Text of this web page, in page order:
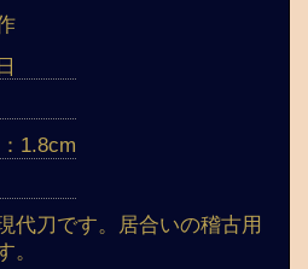
1.8cm
代刀です。居合いの稽古用
。